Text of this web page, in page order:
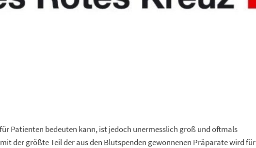
Patienten bedeuten kann, ist jedoch unermesslich groß und oftmals
der größte Teil der aus den Blutspenden gewonnenen Präparate wird für